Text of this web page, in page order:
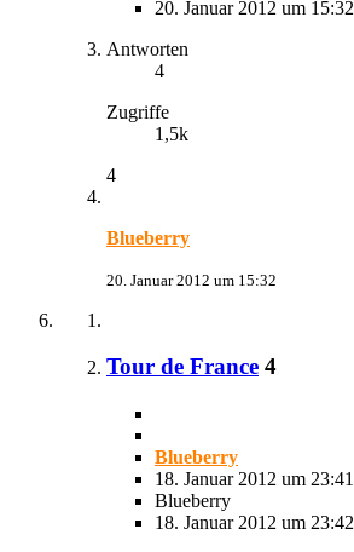
20. Januar 2012 um 15:32
Antworten
4
Zugriffe
1,5k
4
Blueberry
20. Januar 2012 um 15:32
Tour de France 4
Blueberry
18. Januar 2012 um 23:41
Blueberry
18. Januar 2012 um 23:42